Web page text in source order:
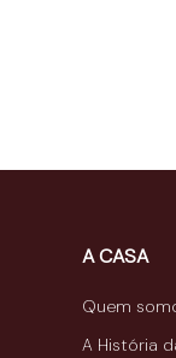
A CASA
Quem
A História